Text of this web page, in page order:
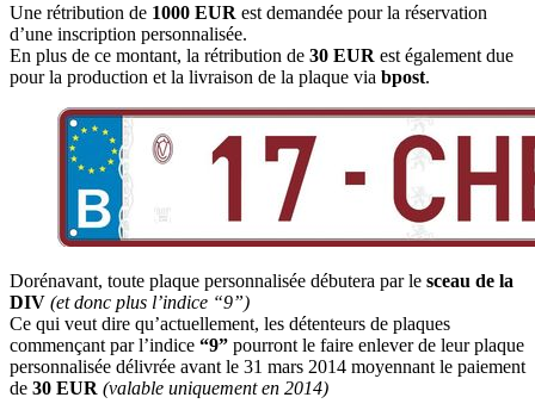
Une rétribution de 1000 EUR est demandée pour la réservation
d’une inscription personnalisée.
En plus de ce montant, la rétribution de 30 EUR est également due
pour la production et la livraison de la plaque via bpost.
Dorénavant, toute plaque personnalisée débutera par le sceau de la
DIV (et donc plus l’indice “9”)
Ce qui veut dire qu’actuellement, les détenteurs de plaques
commençant par l’indice “9” pourront le faire enlever de leur plaque
personnalisée délivrée avant le 31 mars 2014 moyennant le paiement
de 30 EUR (valable uniquement en 2014)